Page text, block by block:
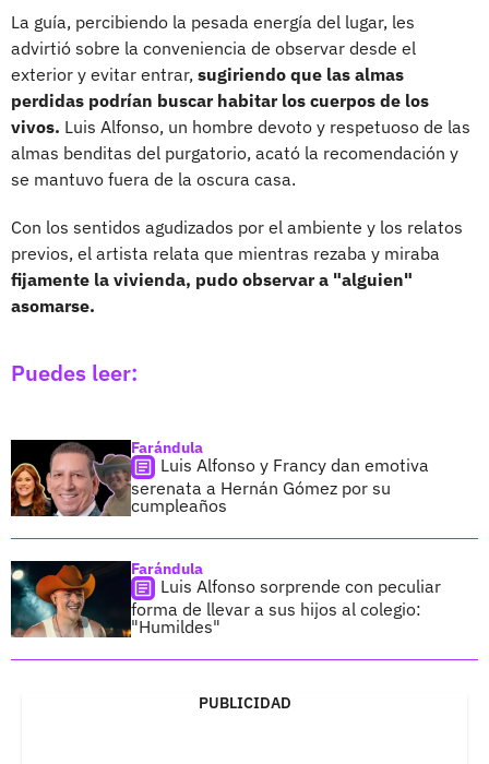
La guía, percibiendo la pesada energía del lugar, les
advirtió sobre la conveniencia de observar desde el
exterior y evitar entrar, sugiriendo que las almas
perdidas podrían buscar habitar los cuerpos de los
vivos. Luis Alfonso, un hombre devoto y respetuoso de las
almas benditas del purgatorio, acató la recomendación y
se mantuvo fuera de la oscura casa.
Con los sentidos agudizados por el ambiente y los relatos
previos, el artista relata que mientras rezaba y miraba
fijamente la vivienda, pudo observar a "alguien"
asomarse.
Puedes leer:
Farándula
Luis Alfonso y Francy dan emotiva
serenata a Hernán Gómez por su
cumpleaños
Farándula
Luis Alfonso sorprende con peculiar
forma de llevar a sus hijos al colegio:
"Humildes"
PUBLICIDAD